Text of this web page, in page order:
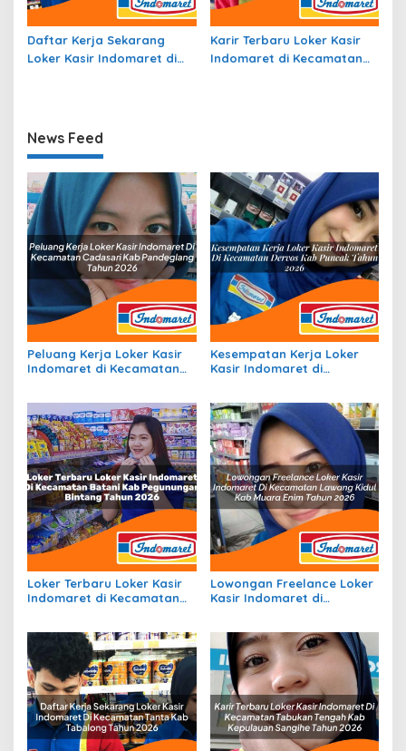
Daftar Kerja Sekarang
Loker Kasir Indomaret di
Karir Terbaru Loker Kasir
Indomaret di Kecamatan
News Feed
Peluang Kerja Loker Kasir
Indomaret di Kecamatan
Kesempatan Kerja Loker
Kasir Indomaret di
Loker Terbaru Loker Kasir
Indomaret di Kecamatan
Lowongan Freelance Loker
Kasir Indomaret di
2026